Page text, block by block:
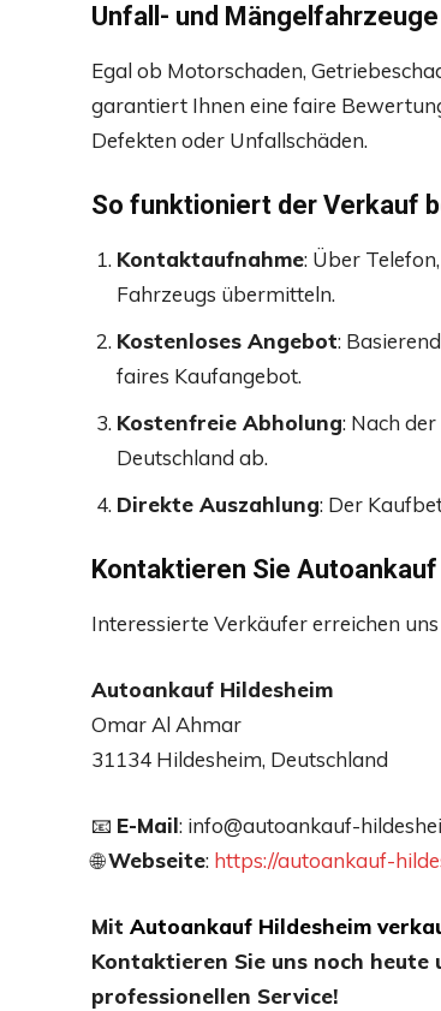
Unfall- und
Egal ob Motorschaden,
garantiert Ihnen eine faire
Defekten oder Unfallschäden.
So funktioniert der Verkauf
Kontaktaufnahme: Über
Fahrzeugs übermitteln.
Kostenloses Angebot:
faires Kaufangebot.
Kostenfreie Abholung: Nach
Deutschland ab.
Direkte Auszahlung: Der
Kontaktieren Sie
Interessierte Verkäufer erreichen
Autoankauf Hildesheim
Omar Al Ahmar
31134 Hildesheim, Deutschland
📧 E-Mail: info@autoankauf-
🌐Webseite: https://autoankauf-
Mit Autoankauf Hildesheim
Kontaktieren Sie uns noch heute
professionellen Service!